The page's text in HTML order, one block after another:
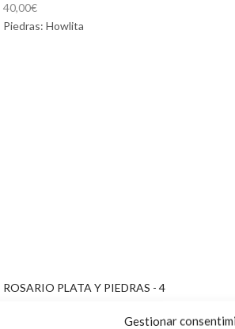
Gestionar
40,00€
Piedras: Howlita
ROSARIO PLATA Y PIEDRAS - 4